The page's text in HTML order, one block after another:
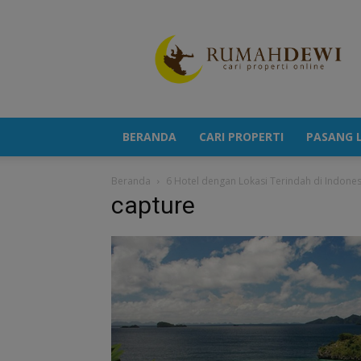
Berita
Properti
Terkini
BERANDA CARI PROPERTI PASANG
Beranda 6 Hotel dengan Lokasi Terindah di
capture